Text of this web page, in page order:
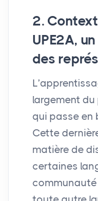
2.
UPE2A,
des
largement
qui passe en
Cette
matière de
certaines
communauté